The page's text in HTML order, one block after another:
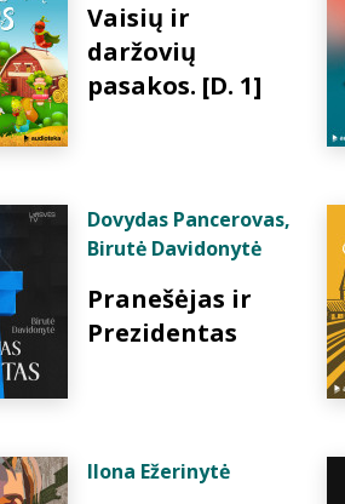
Vaisių ir
daržovių
pasakos. [D. 1]
Dovydas Pancerovas,
Birutė Davidonytė
Pranešėjas ir
Prezidentas
Ilona Ežerinytė